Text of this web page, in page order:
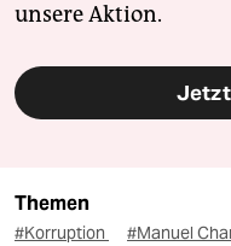
unsere Aktion.
Themen
#Korruption #Manuel